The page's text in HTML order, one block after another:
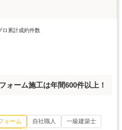
ロ累計成約件数
ォーム施工は年間600件以上！
ォーム 自社職人
一級建築士